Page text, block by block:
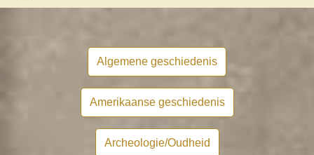
Algemene geschiedenis
Amerikaanse geschiedenis
Archeologie/Oudheid